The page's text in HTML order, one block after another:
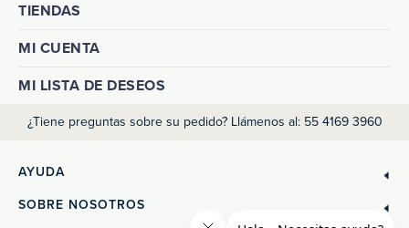
TIENDAS
MI CUENTA
MI LISTA DE DESEOS
¿Tiene preguntas sobre su pedido? Llámenos al: 55 4169 3960
AYUDA
SOBRE NOSOTROS